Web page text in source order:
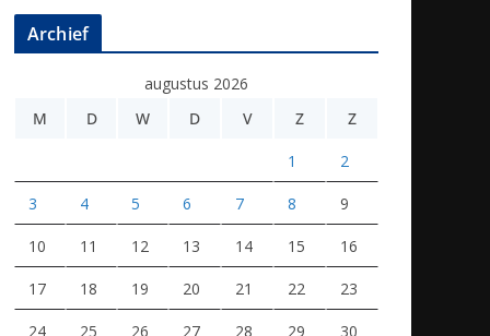
Archief
augustus 2026
M
D W D V Z Z
1 2
3 4 5 6 7 8 9
10 11 12 13 14 15 16
17 18 19 20 21 22 23
24 25 26 27 28 29 30